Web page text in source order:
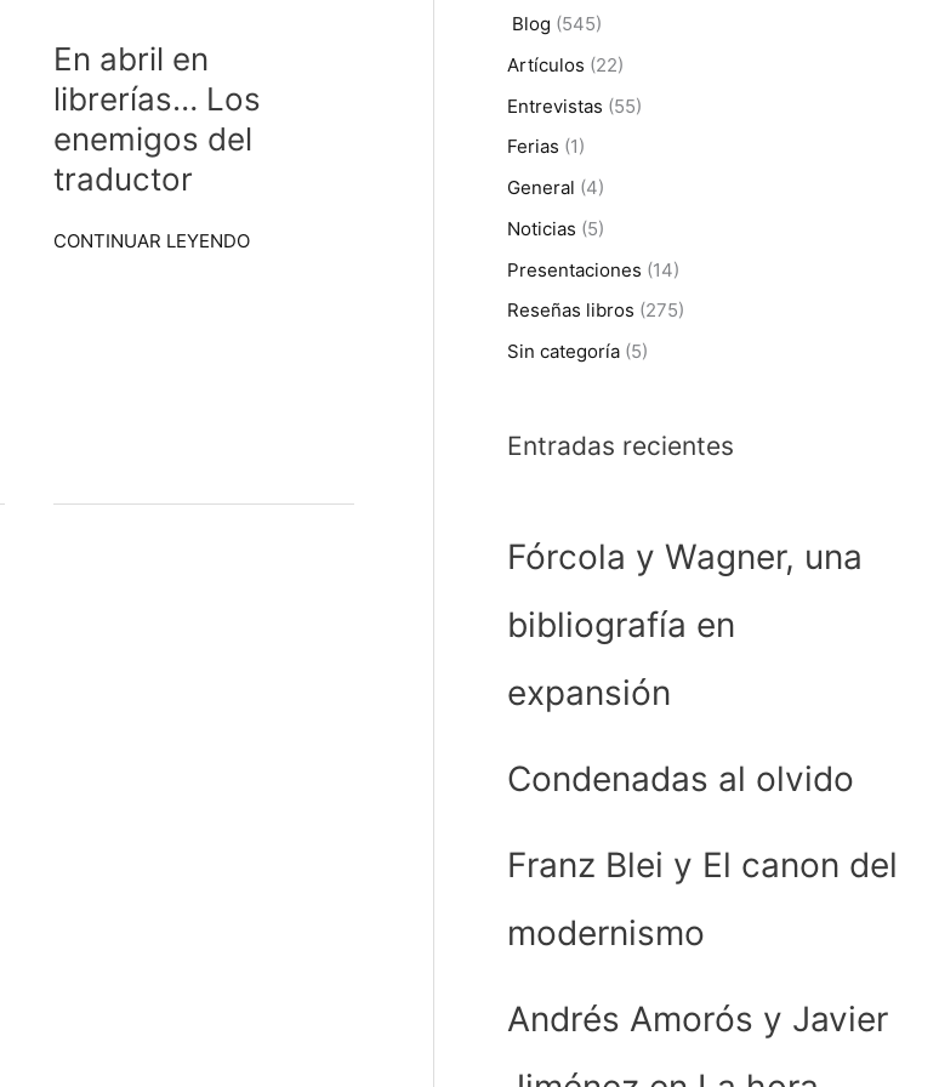
En abril en
librerías… Los
enemigos del
traductor
en
librerías…
Los
enemigos
del
traductor
CONTINUAR LEYENDO
r
:
Blog (545)
Artículos (22)
Entrevistas (55)
Ferias (1)
General (4)
Noticias (5)
Presentaciones (14)
Reseñas libros (275)
Sin categoría (5)
Entradas recientes
Fórcola y Wagner, una
bibliografía en
expansión
Condenadas al olvido
Franz Blei y El canon del
modernismo
Andrés Amorós y Javier